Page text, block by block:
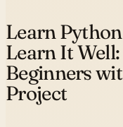
Learn
Learn It Well:
Beginners
Project